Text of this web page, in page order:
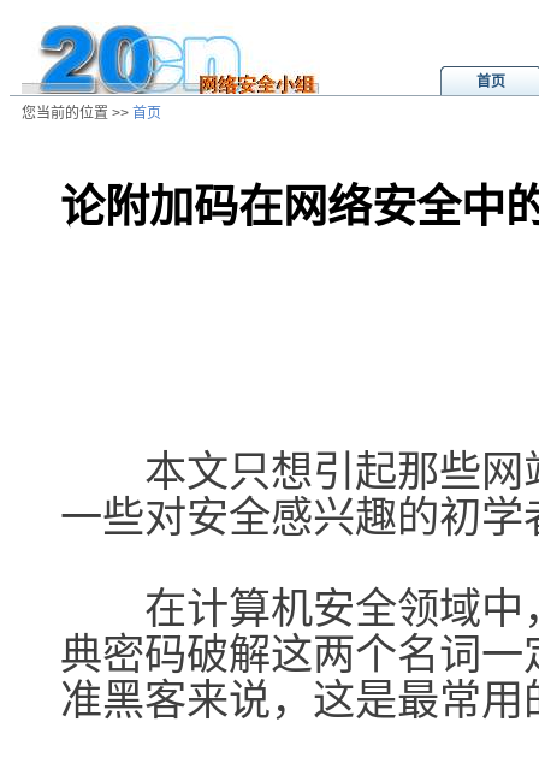
首页
您当前的位置 >> 首页
论附加码在网络安全中
本文只想引起那些网
一些对安全感兴趣的初
在计算机安全领域中
典密码破解这两个名词
准黑客来说，这是最常